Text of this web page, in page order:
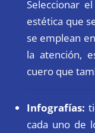
Seleccionar
estética que
se emplean
la atención,
cuero que
Infografías:
cada uno de